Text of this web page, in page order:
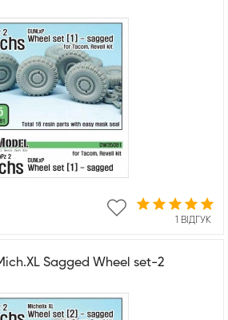
1 ВІДГУК
Sagged Wheel set-2